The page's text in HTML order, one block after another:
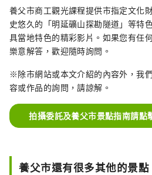
養父市商工觀光課程提供市指定文化
史悠久的「明延礦山探勘隧道」等特
具當地特色的精彩影片。如果您有任
樂意解答，歡迎隨時詢問。
※除市網站或本文介紹的內容外，我
容或作品的詢問，請諒解。
拍攝委託及養父市景點指南請點
養父市還有很多其他的景點